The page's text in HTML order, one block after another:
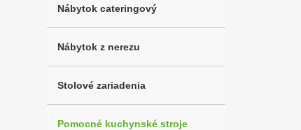
Nábytok cateringový
Nábytok z nerezu
Stolové zariadenia
Pomocné kuchynské stroje